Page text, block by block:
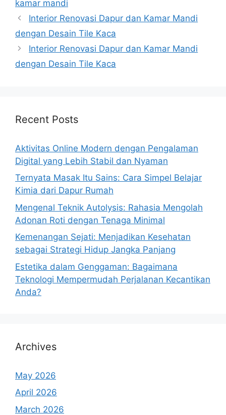
kamar mandi
Interior Renovasi Dapur dan Kamar Mandi
dengan Desain Tile Kaca
Interior Renovasi Dapur dan Kamar Mandi
dengan Desain Tile Kaca
Recent Posts
Aktivitas Online Modern dengan Pengalaman
Digital yang Lebih Stabil dan Nyaman
Ternyata Masak Itu Sains: Cara Simpel Belajar
Kimia dari Dapur Rumah
Mengenal Teknik Autolysis: Rahasia Mengolah
Adonan Roti dengan Tenaga Minimal
Kemenangan Sejati: Menjadikan Kesehatan
sebagai Strategi Hidup Jangka Panjang
Estetika dalam Genggaman: Bagaimana
Teknologi Mempermudah Perjalanan Kecantikan
Anda?
Archives
May 2026
April 2026
March 2026